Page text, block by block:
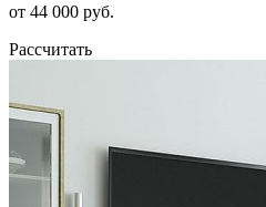
от 44 000 руб.
Рассчитать